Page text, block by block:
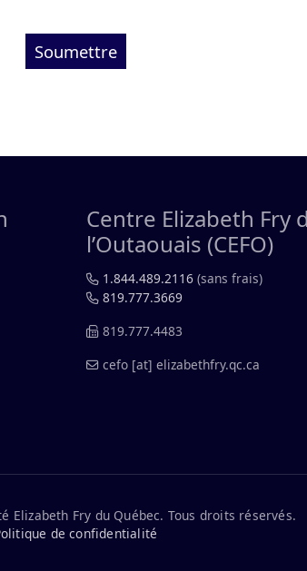
Soumettre
Centre Elizabeth Fry
l’Outaouais (CEFO)
1.844.489.2116 (sans frais)
819.777.3669
819.777.4483
cefo [at] elizabethfry.qc.ca
Elizabeth Fry du Québec. Tous droits réservés.
de confidentialité